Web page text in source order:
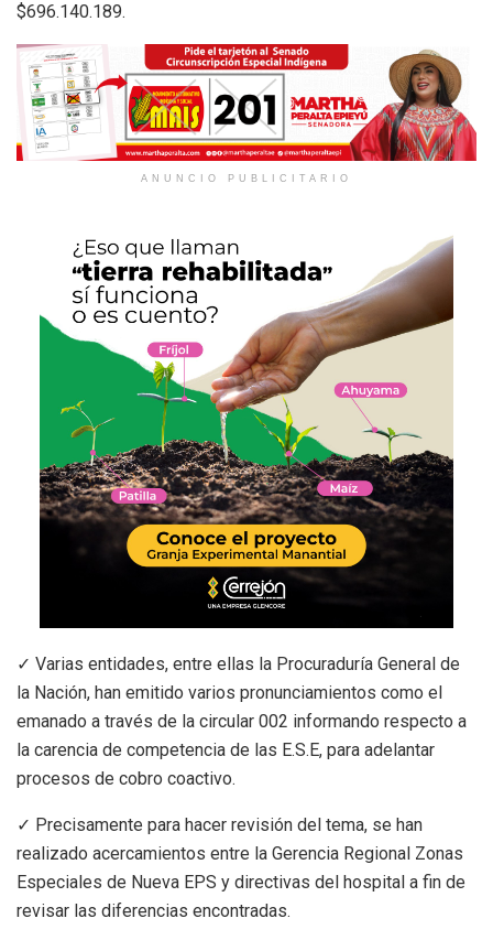
$696.140.189.
ANUNCIO PUBLICITARIO
✓ Varias entidades, entre ellas la Procuraduría General de
la Nación, han emitido varios pronunciamientos como el
emanado a través de la circular 002 informando respecto a
la carencia de competencia de las E.S.E, para adelantar
procesos de cobro coactivo.
✓ Precisamente para hacer revisión del tema, se han
realizado acercamientos entre la Gerencia Regional Zonas
Especiales de Nueva EPS y directivas del hospital a fin de
revisar las diferencias encontradas.